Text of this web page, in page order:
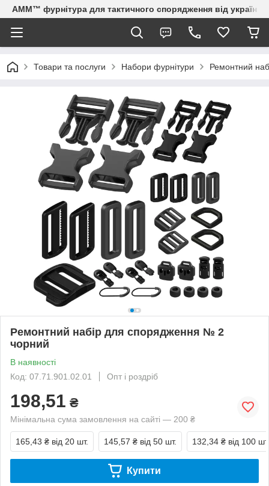
AMM™ фурнітура для тактичного спорядження від
Товари та послуги Набори фурнітури Ремонтний
Ремонтний набір для спорядження № 2
чорний
В наявності
Код: 07.71.901.02.01
Опт і роздріб
198,51 ₴
Мінімальна сума замовлення на сайті — 200 ₴
165,43 ₴ від 20 шт. 145,57 ₴ від 50 шт. 132,34 ₴ від 100 шт.
Купити